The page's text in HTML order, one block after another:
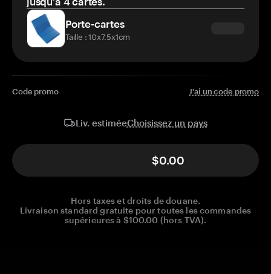
Porte-cartes
Taille : 10x7.5x1cm
Code promo J'ai un code promo
Liv. estiméeChoisissez un pays
$0.00
Hors taxes et droits de douane.
Livraison standard gratuite pour toutes les commandes
supérieures à $100.00 (hors TVA).